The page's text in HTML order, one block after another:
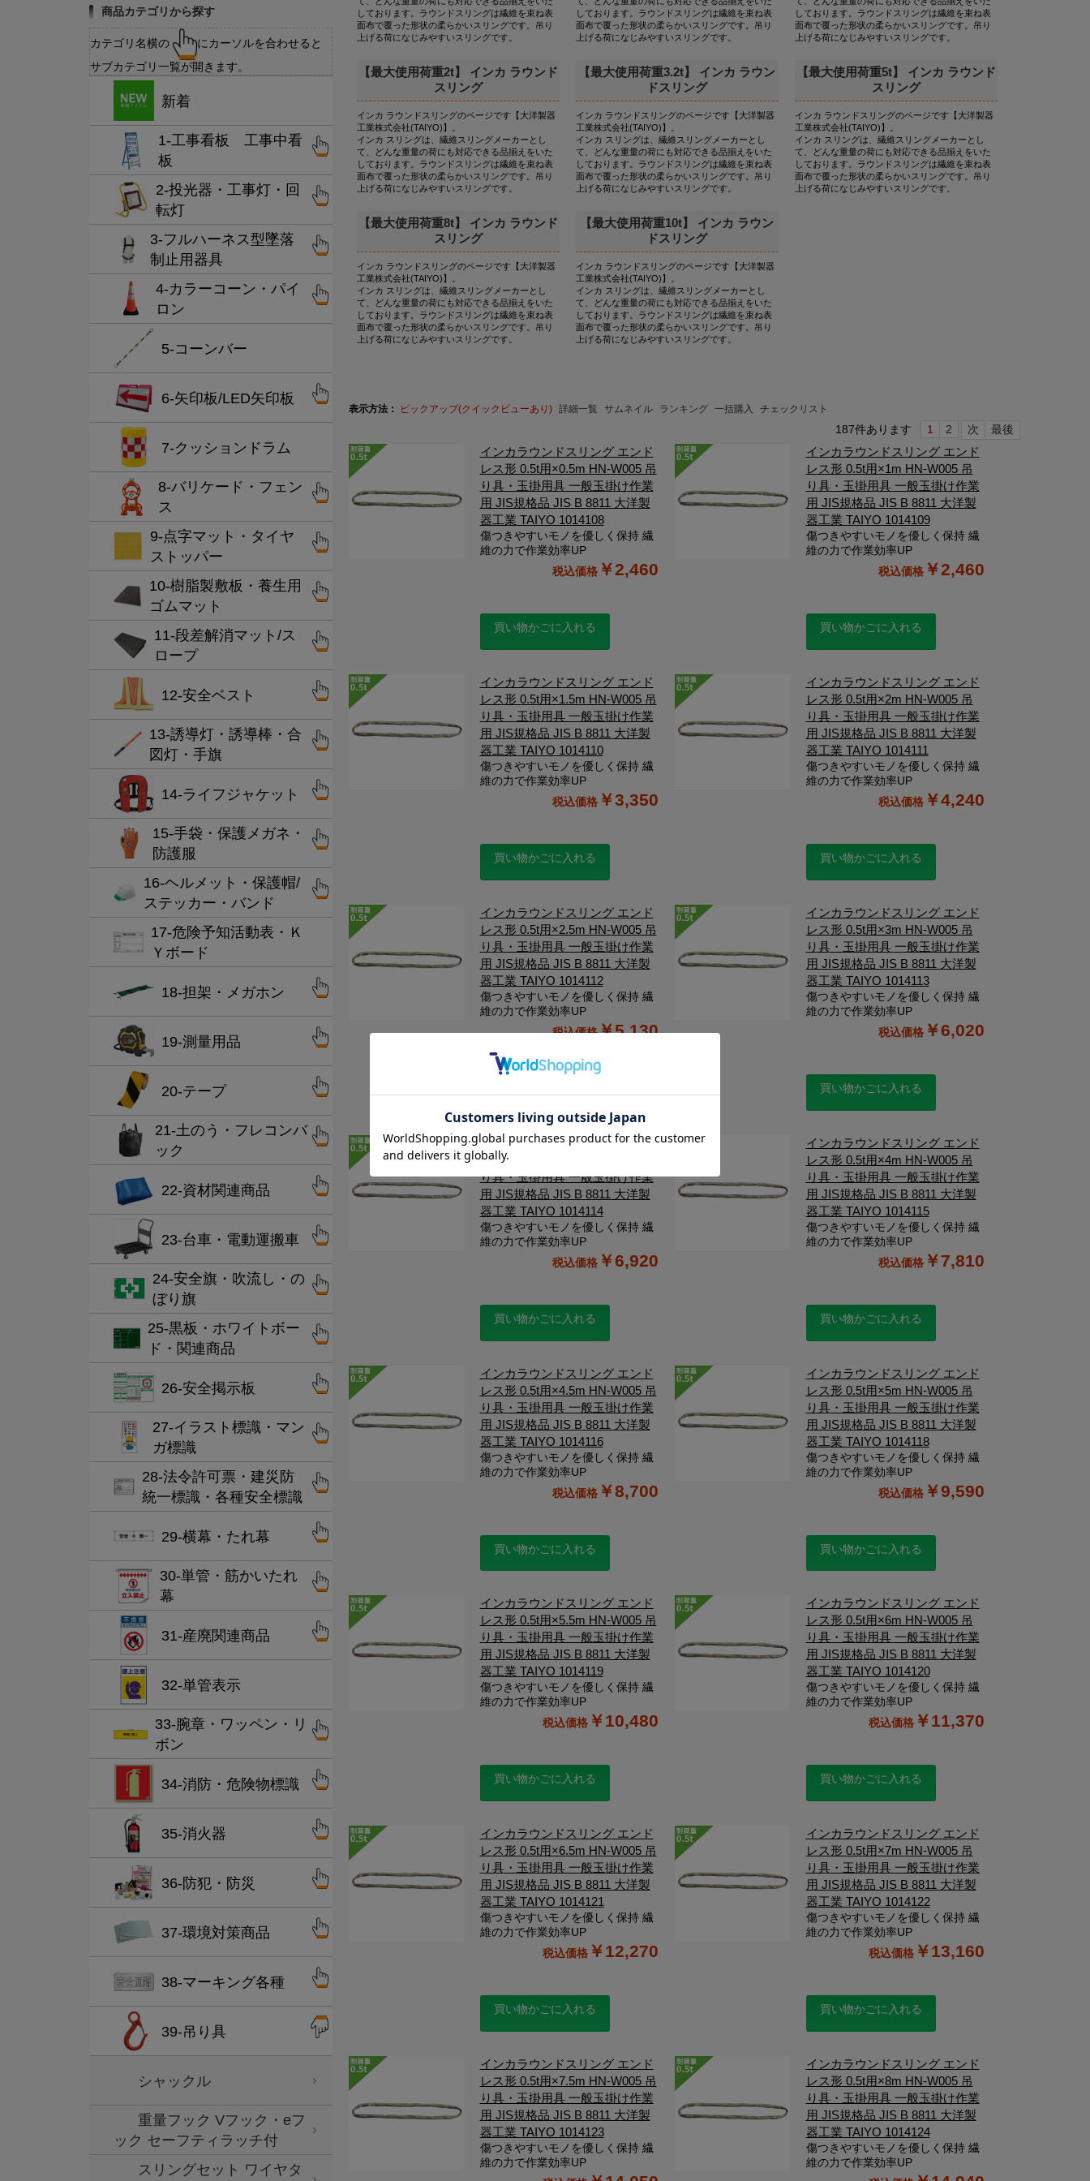
商品カテゴリから探す
カテゴリ名横の
にカーソルを合わせると
サブカテゴリ一覧が開きます。
新着
1-工事看板 工事中看
板
2-投光器・工事灯・回
転灯
3-フルハーネス型墜落
制止用器具
4-カラーコーン・パイ
ロン
5-コーンバー
6-矢印板/LED矢印板
7-クッションドラム
8-バリケード・フェン
ス
9-点字マット・タイヤ
ストッパー
10-樹脂製敷板・養生用
ゴムマット
11-段差解消マット/ス
ロープ
12-安全ベスト
13-誘導灯・誘導棒・合
図灯・手旗
14-ライフジャケット
15-手袋・保護メガネ・
防護服
16-ヘルメット・保護帽/
ステッカー・バンド
17-危険予知活動表・Ｋ
Ｙボード
18-担架・メガホン
19-測量用品
20-テープ
21-土のう・フレコンバ
ック
22-資材関連商品
23-台車・電動運搬車
24-安全旗・吹流し・の
ぼり旗
25-黒板・ホワイトボー
ド・関連商品
26-安全掲示板
27-イラスト標識・マン
ガ標識
28-法令許可票・建災防
統一標識・各種安全標識
29-横幕・たれ幕
30-単管・筋かいたれ
幕
31-産廃関連商品
32-単管表示
33-腕章・ワッペン・リ
ボン
34-消防・危険物標識
35-消火器
36-防犯・防災
37-環境対策商品
38-マーキング各種
39-吊り具
シャックル
重量フック Vフック・eフ
ック セーフティラッチ付
スリングセット ワイヤタ
しております。ラウンドスリングは繊維を束ね表
面布で覆った形状の柔らかいスリングです。吊り
上げる荷になじみやすいスリングです。
しております。ラウンドスリングは繊維を束ね表
面布で覆った形状の柔らかいスリングです。吊り
上げる荷になじみやすいスリングです。
しております。ラウンドスリングは繊維を束ね表
面布で覆った形状の柔らかいスリングです。吊り
上げる荷になじみやすいスリングです。
【最大使用荷重2t】 インカ ラウンド
スリング
インカ ラウンドスリングのページです【大洋製器
工業株式会社(TAIYO)】。
インカ スリングは、繊維スリングメーカーとし
て、どんな重量の荷にも対応できる品揃えをいた
しております。ラウンドスリングは繊維を束ね表
面布で覆った形状の柔らかいスリングです。吊り
上げる荷になじみやすいスリングです。
【最大使用荷重3.2t】 インカ ラウン
ドスリング
インカ ラウンドスリングのページです【大洋製器
工業株式会社(TAIYO)】。
インカ スリングは、繊維スリングメーカーとし
て、どんな重量の荷にも対応できる品揃えをいた
しております。ラウンドスリングは繊維を束ね表
面布で覆った形状の柔らかいスリングです。吊り
上げる荷になじみやすいスリングです。
【最大使用荷重5t】 インカ ラウンド
スリング
インカ ラウンドスリングのページです【大洋製器
工業株式会社(TAIYO)】。
インカ スリングは、繊維スリングメーカーとし
て、どんな重量の荷にも対応できる品揃えをいた
しております。ラウンドスリングは繊維を束ね表
面布で覆った形状の柔らかいスリングです。吊り
上げる荷になじみやすいスリングです。
【最大使用荷重8t】 インカ ラウンド
スリング
インカ ラウンドスリングのページです【大洋製器
工業株式会社(TAIYO)】。
インカ スリングは、繊維スリングメーカーとし
て、どんな重量の荷にも対応できる品揃えをいた
しております。ラウンドスリングは繊維を束ね表
面布で覆った形状の柔らかいスリングです。吊り
上げる荷になじみやすいスリングです。
【最大使用荷重10t】 インカ ラウン
ドスリング
インカ ラウンドスリングのページです【大洋製器
工業株式会社(TAIYO)】。
インカ スリングは、繊維スリングメーカーとし
て、どんな重量の荷にも対応できる品揃えをいた
しております。ラウンドスリングは繊維を束ね表
面布で覆った形状の柔らかいスリングです。吊り
上げる荷になじみやすいスリングです。
表示方法： ピックアップ(クイックビューあり) 詳細一覧 サムネイル ランキング 一括購入 チェックリスト
187件あります 1 2 次 最後
インカラウンドスリング エンド
レス形 0.5t用×0.5m HN-W005 吊
り具・玉掛用具 一般玉掛け作業
用 JIS規格品 JIS B 8811 大洋製
器工業 TAIYO 1014108
傷つきやすいモノを優しく保持 繊
維の力で作業効率UP
￥2,460
買い物かごに入れる
インカラウンドスリング エンド
レス形 0.5t用×1m HN-W005 吊
り具・玉掛用具 一般玉掛け作業
用 JIS規格品 JIS B 8811 大洋製
器工業 TAIYO 1014109
傷つきやすいモノを優しく保持 繊
維の力で作業効率UP
￥2,460
買い物かごに入れる
インカラウンドスリング エンド
レス形 0.5t用×1.5m HN-W005 吊
り具・玉掛用具 一般玉掛け作業
用 JIS規格品 JIS B 8811 大洋製
器工業 TAIYO 1014110
傷つきやすいモノを優しく保持 繊
維の力で作業効率UP
￥3,350
買い物かごに入れる
インカラウンドスリング エンド
レス形 0.5t用×2m HN-W005 吊
り具・玉掛用具 一般玉掛け作業
用 JIS規格品 JIS B 8811 大洋製
器工業 TAIYO 1014111
傷つきやすいモノを優しく保持 繊
維の力で作業効率UP
￥4,240
買い物かごに入れる
インカラウンドスリング エンド
レス形 0.5t用×2.5m HN-W005 吊
り具・玉掛用具 一般玉掛け作業
用 JIS規格品 JIS B 8811 大洋製
器工業 TAIYO 1014112
傷つきやすいモノを優しく保持 繊
維の力で作業効率UP
￥5,130
インカラウンドスリング エンド
レス形 0.5t用×3m HN-W005 吊
り具・玉掛用具 一般玉掛け作業
用 JIS規格品 JIS B 8811 大洋製
器工業 TAIYO 1014113
傷つきやすいモノを優しく保持 繊
維の力で作業効率UP
￥6,020
買い物かごに入れる
インカラウンドスリング エンド
レス形 0.5t用×3.5m HN-W005 吊
り具・玉掛用具 一般玉掛け作業
用 JIS規格品 JIS B 8811 大洋製
器工業 TAIYO 1014114
傷つきやすいモノを優しく保持 繊
維の力で作業効率UP
￥6,920
買い物かごに入れる
インカラウンドスリング エンド
レス形 0.5t用×4m HN-W005 吊
り具・玉掛用具 一般玉掛け作業
用 JIS規格品 JIS B 8811 大洋製
器工業 TAIYO 1014115
傷つきやすいモノを優しく保持 繊
維の力で作業効率UP
￥7,810
買い物かごに入れる
インカラウンドスリング エンド
レス形 0.5t用×4.5m HN-W005 吊
り具・玉掛用具 一般玉掛け作業
用 JIS規格品 JIS B 8811 大洋製
器工業 TAIYO 1014116
傷つきやすいモノを優しく保持 繊
維の力で作業効率UP
￥8,700
買い物かごに入れる
インカラウンドスリング エンド
レス形 0.5t用×5m HN-W005 吊
り具・玉掛用具 一般玉掛け作業
用 JIS規格品 JIS B 8811 大洋製
器工業 TAIYO 1014118
傷つきやすいモノを優しく保持 繊
維の力で作業効率UP
￥9,590
買い物かごに入れる
インカラウンドスリング エンド
レス形 0.5t用×5.5m HN-W005 吊
り具・玉掛用具 一般玉掛け作業
用 JIS規格品 JIS B 8811 大洋製
器工業 TAIYO 1014119
傷つきやすいモノを優しく保持 繊
維の力で作業効率UP
￥10,480
買い物かごに入れる
インカラウンドスリング エンド
レス形 0.5t用×6m HN-W005 吊
り具・玉掛用具 一般玉掛け作業
用 JIS規格品 JIS B 8811 大洋製
器工業 TAIYO 1014120
傷つきやすいモノを優しく保持 繊
維の力で作業効率UP
￥11,370
買い物かごに入れる
インカラウンドスリング エンド
レス形 0.5t用×6.5m HN-W005 吊
り具・玉掛用具 一般玉掛け作業
用 JIS規格品 JIS B 8811 大洋製
器工業 TAIYO 1014121
傷つきやすいモノを優しく保持 繊
維の力で作業効率UP
￥12,270
買い物かごに入れる
インカラウンドスリング エンド
レス形 0.5t用×7m HN-W005 吊
り具・玉掛用具 一般玉掛け作業
用 JIS規格品 JIS B 8811 大洋製
器工業 TAIYO 1014122
傷つきやすいモノを優しく保持 繊
維の力で作業効率UP
￥13,160
買い物かごに入れる
インカラウンドスリング エンド
レス形 0.5t用×7.5m HN-W005 吊
り具・玉掛用具 一般玉掛け作業
用 JIS規格品 JIS B 8811 大洋製
器工業 TAIYO 1014123
傷つきやすいモノを優しく保持 繊
維の力で作業効率UP
インカラウンドスリング エンド
レス形 0.5t用×8m HN-W005 吊
り具・玉掛用具 一般玉掛け作業
用 JIS規格品 JIS B 8811 大洋製
器工業 TAIYO 1014124
傷つきやすいモノを優しく保持 繊
維の力で作業効率UP